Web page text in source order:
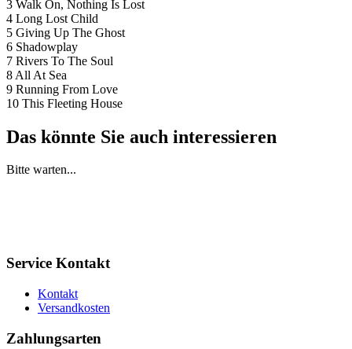
3 Walk On, Nothing Is Lost
4 Long Lost Child
5 Giving Up The Ghost
6 Shadowplay
7 Rivers To The Soul
8 All At Sea
9 Running From Love
10 This Fleeting House
Das könnte Sie auch interessieren
Bitte warten...
Service Kontakt
Kontakt
Versandkosten
Zahlungsarten